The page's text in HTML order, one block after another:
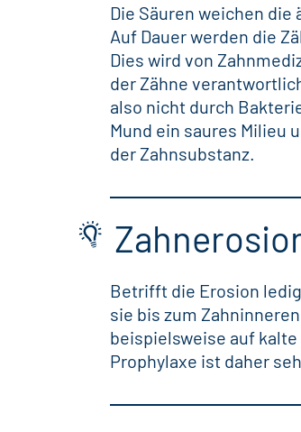
Die Säuren weichen
Auf Dauer werden die
Dies wird von
der Zähne
also nicht durch
Mund ein saures Milieu
der Zahnsubstanz.
Betrifft die Erosion
sie bis zum
beispielsweise auf
Prophylaxe ist daher